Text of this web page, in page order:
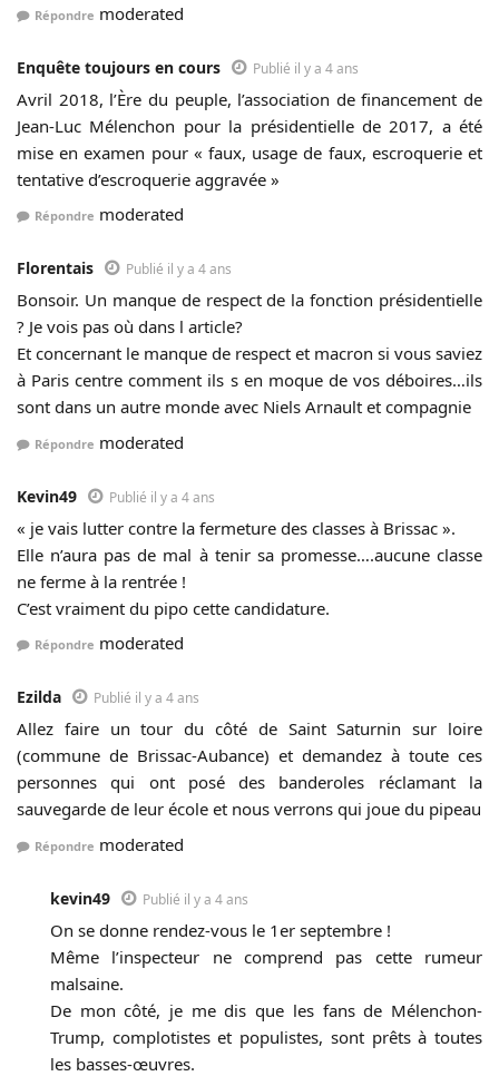
Répondre moderated
Enquête toujours en cours Publié il y a 4 ans
Avril 2018, l’Ère du peuple, l’association de financement de
Jean-Luc Mélenchon pour la présidentielle de 2017, a été
mise en examen pour « faux, usage de faux, escroquerie et
tentative d’escroquerie aggravée »
Répondre moderated
Florentais Publié il y a 4 ans
Bonsoir. Un manque de respect de la fonction présidentielle
? Je vois pas où dans l article?
Et concernant le manque de respect et macron si vous saviez
à Paris centre comment ils s en moque de vos déboires…ils
sont dans un autre monde avec Niels Arnault et compagnie
Répondre moderated
Kevin49 Publié il y a 4 ans
« je vais lutter contre la fermeture des classes à Brissac ».
Elle n’aura pas de mal à tenir sa promesse….aucune classe
ne ferme à la rentrée !
C’est vraiment du pipo cette candidature.
Répondre moderated
Ezilda Publié il y a 4 ans
Allez faire un tour du côté de Saint Saturnin sur loire
(commune de Brissac-Aubance) et demandez à toute ces
personnes qui ont posé des banderoles réclamant la
sauvegarde de leur école et nous verrons qui joue du pipeau
Répondre moderated
kevin49 Publié il y a 4 ans
On se donne rendez-vous le 1er septembre !
Même l’inspecteur ne comprend pas cette rumeur
malsaine.
De mon côté, je me dis que les fans de Mélenchon-
Trump, complotistes et populistes, sont prêts à toutes
les basses-œuvres.